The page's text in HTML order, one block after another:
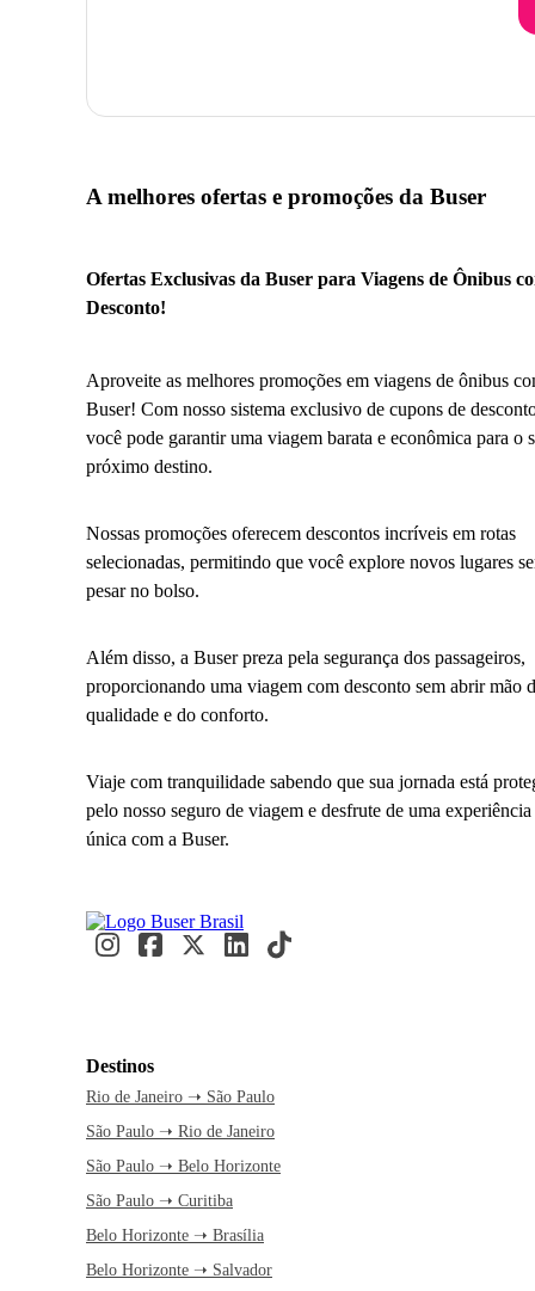
A melhores ofertas e promoções da Buser
Ofertas Exclusivas da Buser para Viagens de Ônibus
Desconto!
Aproveite as melhores promoções em viagens de ônibus
Buser! Com nosso sistema exclusivo de cupons de
você pode garantir uma viagem barata e econômica para o
próximo destino.
Nossas promoções oferecem descontos incríveis em rotas
selecionadas, permitindo que você explore novos lugares
pesar no bolso.
Além disso, a Buser preza pela segurança dos passageiros,
proporcionando uma viagem com desconto sem abrir mão
qualidade e do conforto.
Viaje com tranquilidade sabendo que sua jornada está
pelo nosso seguro de viagem e desfrute de uma experiência
única com a Buser.
Destinos
Rio de Janeiro ➝ São Paulo
São Paulo ➝ Rio de Janeiro
São Paulo ➝ Belo Horizonte
São Paulo ➝ Curitiba
Belo Horizonte ➝ Brasília
Belo Horizonte ➝ Salvador